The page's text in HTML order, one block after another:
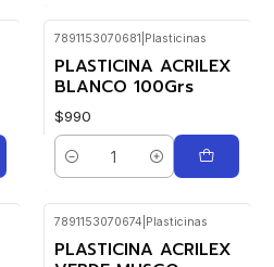
7891153070681 Plasticinas
PLASTICINA ACRILEX
BLANCO 100Grs
$990
Cantidad
7891153070674 Plasticinas
PLASTICINA ACRILEX